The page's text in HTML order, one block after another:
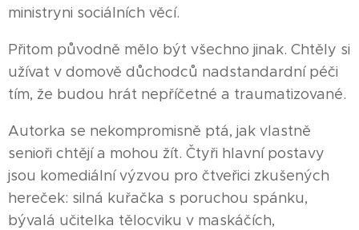
ministryni sociálních věcí.
Přitom původně mělo být všechno jinak. Chtěly si
užívat v domově důchodců nadstandardní péči
tím, že budou hrát nepříčetné a traumatizované.
Autorka se nekompromisně ptá, jak vlastně
senioři chtějí a mohou žít. Čtyři hlavní postavy
jsou komediální výzvou pro čtveřici zkušených
hereček: silná kuřačka s poruchou spánku,
bývalá učitelka tělocviku v maskáčích,